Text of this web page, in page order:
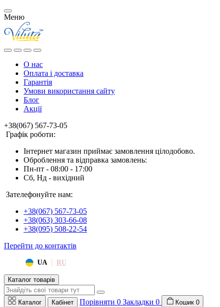
Меню
О нас
Оплата і доставка
Гарантія
Умови використання сайту
Блог
Акції
+38(067) 567-73-05
Графік роботи:
Інтернет магазин приймає замовлення цілодобово.
Оброблення та відправка замовлень:
Пн-пт - 08:00 - 17:00
Сб, Нд - вихідний
Зателефонуйте нам:
+38(067) 567-73-05
+38(063) 303-66-08
+38(095) 508-22-54
Перейти до контактів
UA | RU
Каталог товарів
Каталог Кабінет Порівняти 0 Закладки 0 Кошик 0